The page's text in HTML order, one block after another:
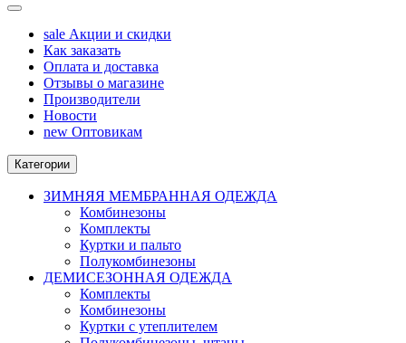
sale Акции и скидки
Как заказать
Оплата и доставка
Отзывы о магазине
Производители
Новости
new Оптовикам
Категории
ЗИМНЯЯ МЕМБРАННАЯ ОДЕЖДА
Комбинезоны
Комплекты
Куртки и пальто
Полукомбинезоны
ДЕМИСЕЗОННАЯ ОДЕЖДА
Комплекты
Комбинезоны
Куртки с утеплителем